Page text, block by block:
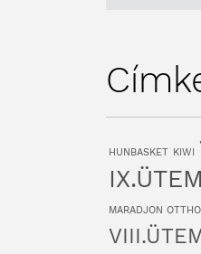
HUNBASKET KIWI
IX.ÜTEM
MARADJON